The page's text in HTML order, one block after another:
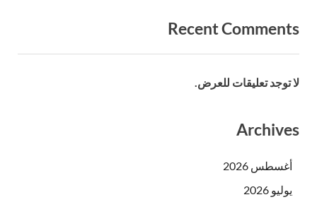
Recent Comments
لا توجد تعليقات للعرض.
Archives
أغسطس 2026
يوليو 2026